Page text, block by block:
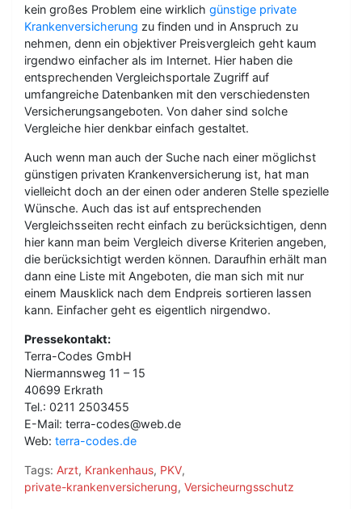
kein großes Problem eine wirklich günstige private
Krankenversicherung zu finden und in Anspruch zu
nehmen, denn ein objektiver Preisvergleich geht kaum
irgendwo einfacher als im Internet. Hier haben die
entsprechenden Vergleichsportale Zugriff auf
umfangreiche Datenbanken mit den verschiedensten
Versicherungsangeboten. Von daher sind solche
Vergleiche hier denkbar einfach gestaltet.
Auch wenn man auch der Suche nach einer möglichst
günstigen privaten Krankenversicherung ist, hat man
vielleicht doch an der einen oder anderen Stelle spezielle
Wünsche. Auch das ist auf entsprechenden
Vergleichsseiten recht einfach zu berücksichtigen, denn
hier kann man beim Vergleich diverse Kriterien angeben,
die berücksichtigt werden können. Daraufhin erhält man
dann eine Liste mit Angeboten, die man sich mit nur
einem Mausklick nach dem Endpreis sortieren lassen
kann. Einfacher geht es eigentlich nirgendwo.
Pressekontakt:
Terra-Codes GmbH
Niermannsweg 11 – 15
40699 Erkrath
Tel.: 0211 2503455
E-Mail: terra-codes@web.de
Web: terra-codes.de
Tags: Arzt, Krankenhaus, PKV,
private-krankenversicherung, Versicheurngsschutz